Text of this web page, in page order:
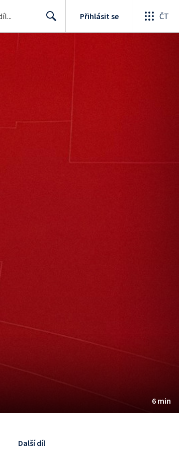
Přihlásit se ČT
6 min
Další díl